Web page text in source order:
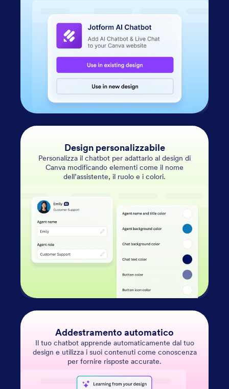
Design personalizzabile
Personalizza il chatbot per adattarlo al design di
Canva modificando elementi come il nome
dell’assistente, il ruolo e i colori.
Addestramento automatico
Il tuo chatbot apprende automaticamente dal tuo
design e utilizza i suoi contenuti come conoscenza
per fornire risposte accurate.